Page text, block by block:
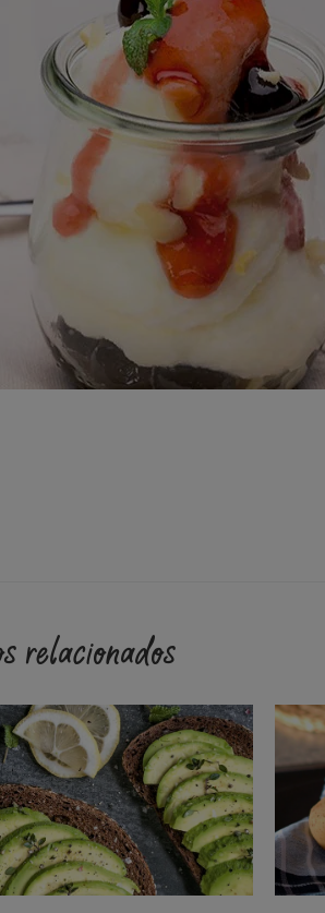
relacionados